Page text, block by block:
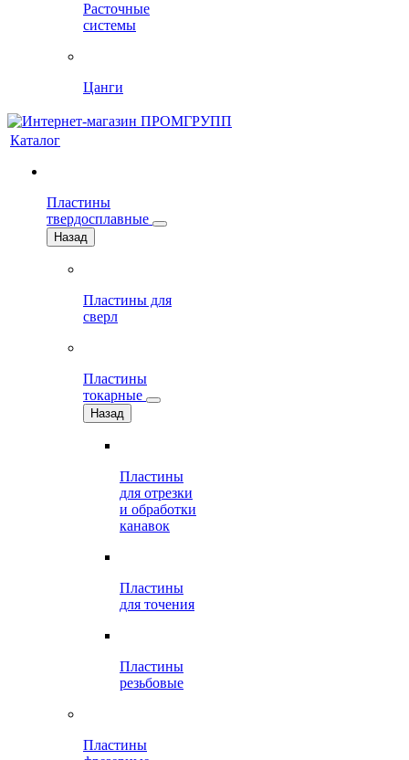
Расточные
системы
Цанги
Каталог
Пластины
твердосплавные
Назад
Пластины для
сверл
Пластины
токарные
Назад
Пластины
для отрезки
и обработки
канавок
Пластины
для точения
Пластины
резьбовые
Пластины